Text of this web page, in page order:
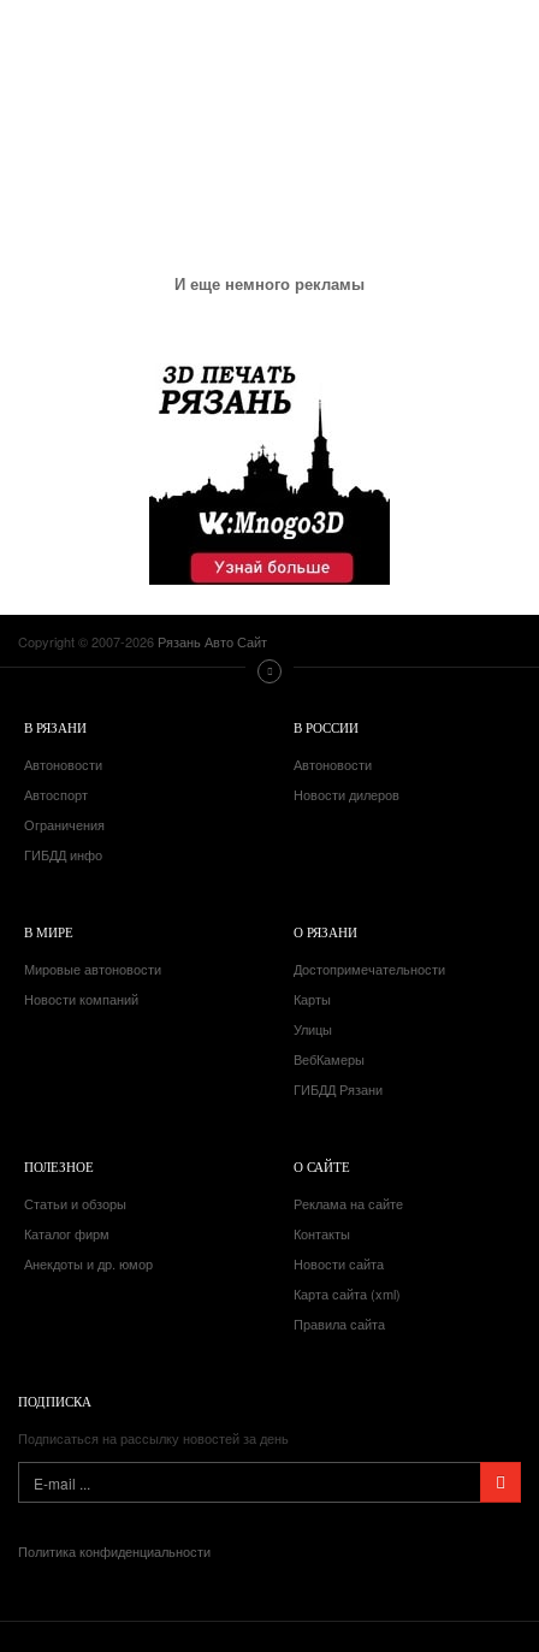
И еще немного рекламы
Copyright © 2007-2026 Рязань Авто Сайт
В РЯЗАНИ
Автоновости
Автоспорт
Ограничения
ГИБДД инфо
В РОССИИ
Автоновости
Новости дилеров
В МИРЕ
Мировые автоновости
Новости компаний
О РЯЗАНИ
Достопримечательности
Карты
Улицы
ВебКамеры
ГИБДД Рязани
ПОЛЕЗНОЕ
Статьи и обзоры
Каталог фирм
Анекдоты и др. юмор
О САЙТЕ
Реклама на сайте
Контакты
Новости сайта
Карта сайта (xml)
Правила сайта
ПОДПИСКА
Подписаться на рассылку новостей за день
Политика конфиденциальности